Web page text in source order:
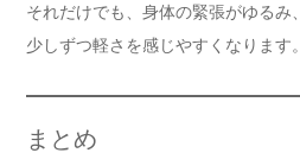
それだけでも、身体の緊張がゆるみ、
少しずつ軽さを感じやすくなります。
まとめ